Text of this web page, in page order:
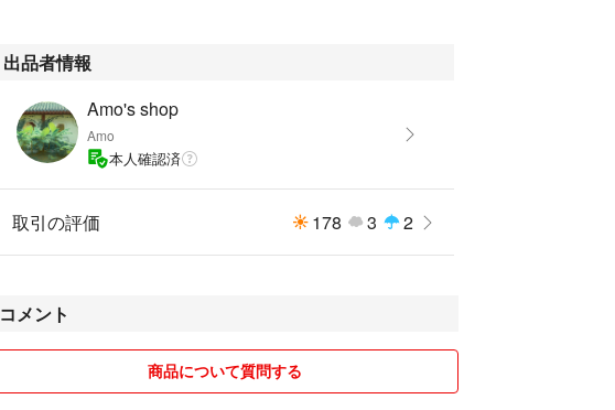
出品者情報
Amo's shop
Amo
本人確認済
取引の評価 178 3 2
コメント
商品について質問する